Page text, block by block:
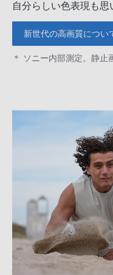
自分らしい色表現も思
新世代の高画質につい
＊ ソニー内部測定。静